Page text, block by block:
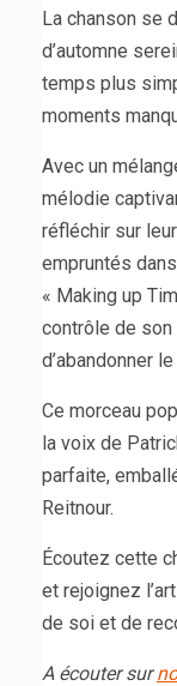
La chanson se
d’automne
temps plus
moments
Avec un
mélodie
réfléchir sur
empruntés
« Making up
contrôle de son
d’abandonner
Ce morceau
la voix de
parfaite,
Reitnour.
Écoutez cette
et rejoignez
de soi et de
A écouter sur